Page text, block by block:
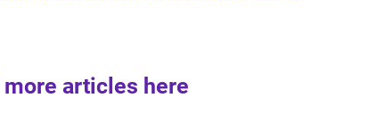
more articles here